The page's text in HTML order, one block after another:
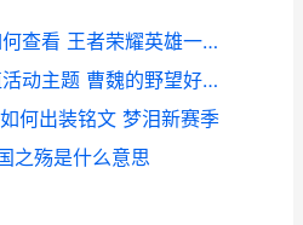
《王者》英雄表现分如何查看 王者荣耀英雄一览图
三国野望全服永久充值活动主题 曹魏的野望好玩吗
何出装铭文 梦泪新赛季
之殇是什么意思